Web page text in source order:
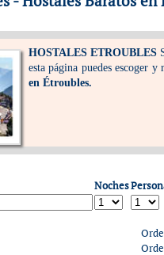
HOSTALES ETROUBLES
esta página puedes escoger
en Étroubles.
Noches